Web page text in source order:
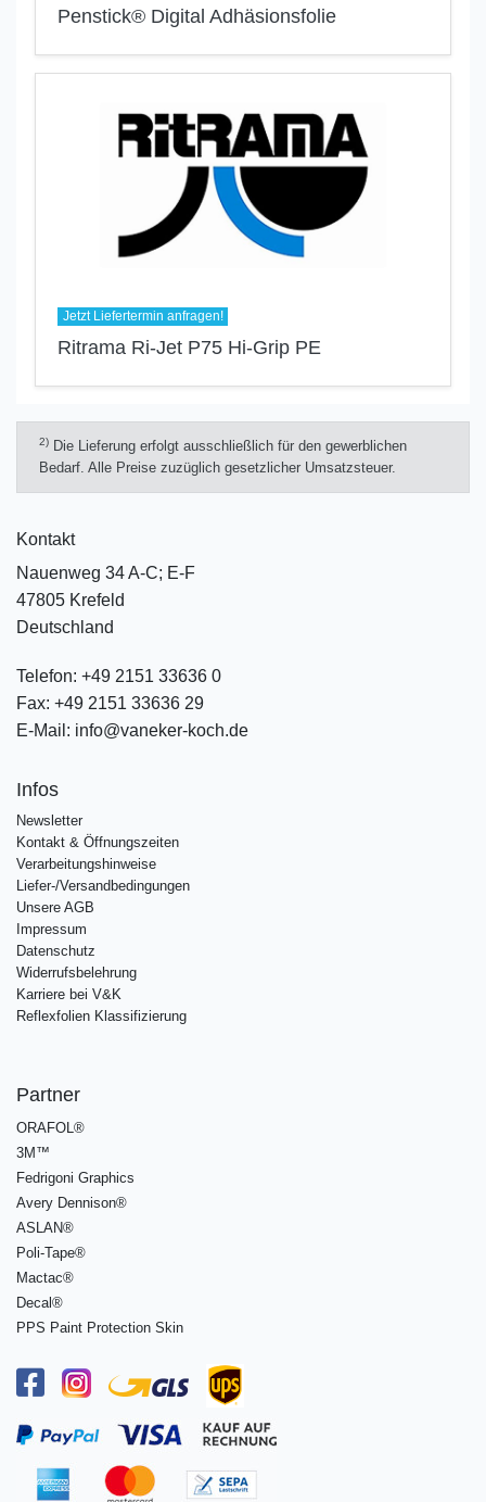
Penstick® Digital Adhäsionsfolie
Jetzt Liefertermin anfragen!
Ritrama Ri-Jet P75 Hi-Grip PE
2) Die Lieferung erfolgt ausschließlich für den gewerblichen
Bedarf. Alle Preise zuzüglich gesetzlicher Umsatzsteuer.
Kontakt
Nauenweg 34 A-C; E-F
47805 Krefeld
Deutschland
Telefon: +49 2151 33636 0
Fax: +49 2151 33636 29
E-Mail: info@vaneker-koch.de
Infos
Newsletter
Kontakt & Öffnungszeiten
Verarbeitungshinweise
Liefer-/Versandbedingungen
Unsere AGB
Impressum
Datenschutz
Widerrufsbelehrung
Karriere bei V&K
Reflexfolien Klassifizierung
Partner
ORAFOL®
3M™
Fedrigoni Graphics
Avery Dennison®
ASLAN®
Poli-Tape®
Mactac®
Decal®
PPS Paint Protection Skin